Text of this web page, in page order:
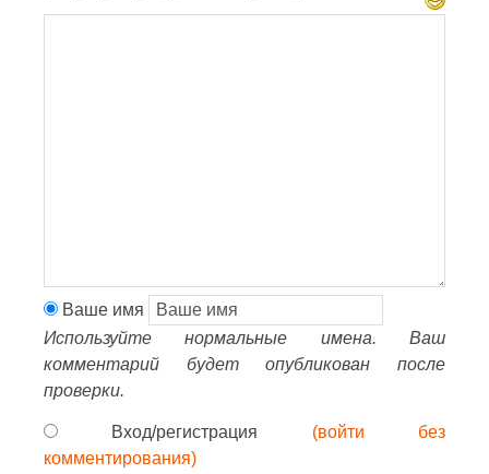
Ваше имя
Используйте нормальные имена. Ваш
комментарий будет опубликован после
проверки.
Вход/регистрация (войти без
комментирования)